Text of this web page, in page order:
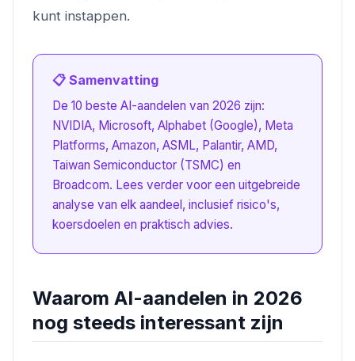
kunt instappen.
📋 Samenvatting
De 10 beste AI-aandelen van 2026 zijn:
NVIDIA, Microsoft, Alphabet (Google), Meta
Platforms, Amazon, ASML, Palantir, AMD,
Taiwan Semiconductor (TSMC) en
Broadcom. Lees verder voor een uitgebreide
analyse van elk aandeel, inclusief risico's,
koersdoelen en praktisch advies.
Waarom AI-aandelen in 2026
nog steeds interessant zijn